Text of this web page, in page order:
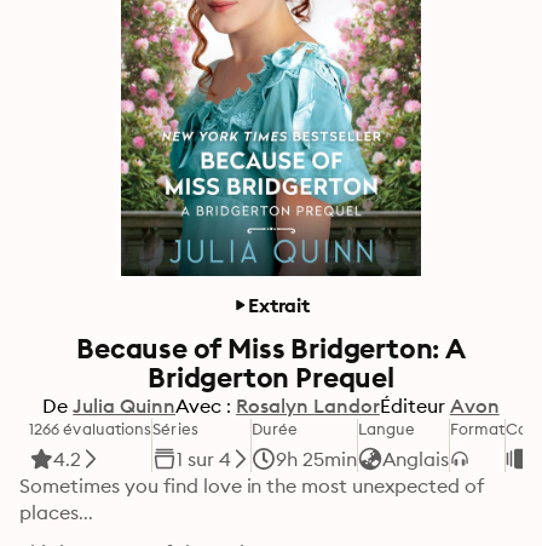
Extrait
Because of Miss Bridgerton: A
Bridgerton Prequel
De Julia QuinnAvec : Rosalyn LandorÉditeur Avon
1266 évaluations
4.2
Séries
1 sur 4
Durée
9h 25min
Langue
Anglais
Format
Sometimes you find love in the most unexpected of
places...